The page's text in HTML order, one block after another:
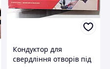
Кондуктор для
свердління отворів під